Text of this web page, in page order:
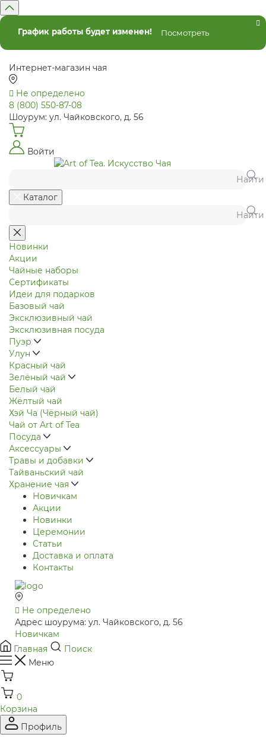
График работы будет изменен! Посмотреть
Интернет-магазин чая
Не определено
8 (800) 550-87-08
Шоурум: ул. Чайковского, д. 56
Войти
Найти
Каталог
Найти
Новинки
Акции
Чайные наборы
Сертификаты
Идеи для подарков
Базовый чай
Эксклюзивный чай
Эксклюзивная посуда
Пуэр
Улун
Красный чай
Зелёный чай
Белый чай
Жёлтый чай
Хэй Ча (Чёрный чай)
Чай от Art of Tea
Посуда
Аксессуары
Травы и добавки
Тайваньский чай
Хранение чая
Новичкам
Акции
Новинки
Церемонии
Статьи
Доставка и оплата
Контакты
Не определено
Адрес шоурума: ул. Чайковского, д. 56
Новичкам
Главная
Поиск
Меню
0
Корзина
Профиль